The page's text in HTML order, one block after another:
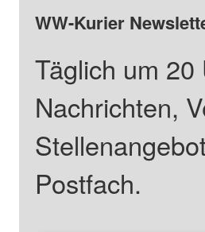
WW-Kurier
Täglich um
Nachrichten,
Postfach.